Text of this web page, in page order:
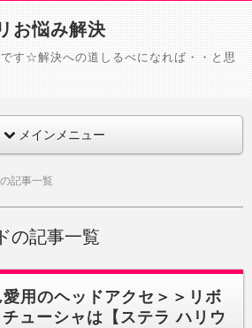
お悩み解決
す☆解決への道しるべになれば・・と思
メインメニュー
記事一覧
の記事一覧
用のヘッドアクセ＞＞リボ
ューシャは【ステラ ハリウ